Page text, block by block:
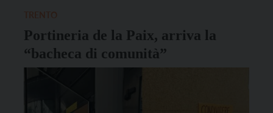
Portineria de la Paix, arriva la
“bacheca di comunità”